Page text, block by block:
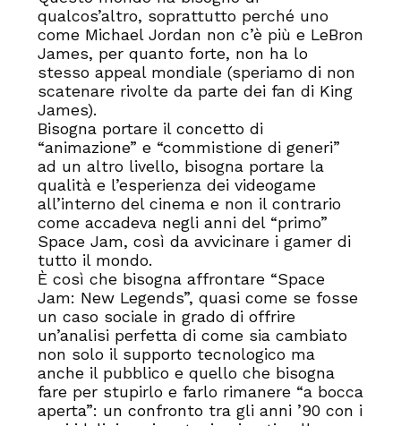
qualcos’altro, soprattutto perché uno
come Michael Jordan non c’è più e LeBron
James, per quanto forte, non ha lo
stesso appeal mondiale (speriamo di non
scatenare rivolte da parte dei fan di King
James).
Bisogna portare il concetto di
“animazione” e “commistione di generi”
ad un altro livello, bisogna portare la
qualità e l’esperienza dei videogame
all’interno del cinema e non il contrario
come accadeva negli anni del “primo”
Space Jam, così da avvicinare i gamer di
tutto il mondo.
È così che bisogna affrontare “Space
Jam: New Legends”, quasi come se fosse
un caso sociale in grado di offrire
un’analisi perfetta di come sia cambiato
non solo il supporto tecnologico ma
anche il pubblico e quello che bisogna
fare per stupirlo e farlo rimanere “a bocca
aperta”: un confronto tra gli anni ’90 con i